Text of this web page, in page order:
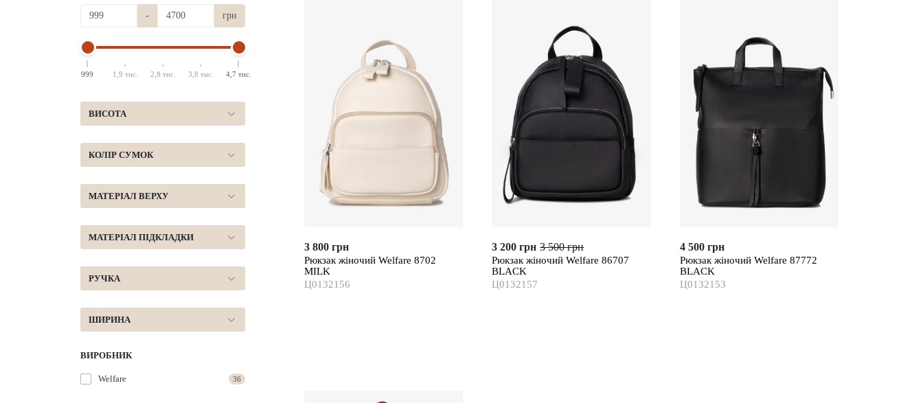
- грн
999 1,9 тис. 2,8 тис. 3,8 тис. 4,7 тис.
ВИСОТА
КОЛІР СУМОК
МАТЕРІАЛ ВЕРХУ
МАТЕРІАЛ ПІДКЛАДКИ
РУЧКА
ШИРИНА
ВИРОБНИК
Welfare 36
3 800 грн
Рюкзак жіночий Welfare 8702
MILK
Ц0132156
3 200 грн 3 500 грн
Рюкзак жіночий Welfare 86707
BLACK
Ц0132157
4 500 грн
Рюкзак жіночий Welfare 87772
BLACK
Ц0132153